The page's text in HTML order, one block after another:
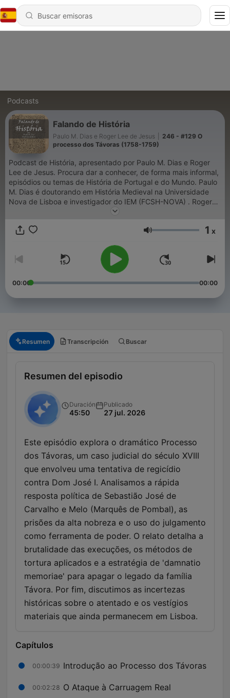
Podcasts
Falando de História
Paulo M. Dias e Roger Lee de Jesus
246 - #129 O
processo dos Távoras (1758-1759)
Podcast de História, apresentado por Paulo M. Dias e Roger
Lee de Jesus. Procura dar a conhecer, de forma mais informal,
episódios ou temas de História de Portugal e do Mundo. Paulo
M. Dias é doutorando em História Medieval na Universidade
Nova de Lisboa e investigador do IEM (FCSH-NOVA) . Roger
Lee de Jesus é doutorado em História Moderna na
Hannover (Alemanha). Se quiser apoiar o 'Falando de História',
https://patreon.com/falandodehistoria
Volumen 1 x
00:00 00:00
Resumen Transcripción Buscar
Resumen del episodio
Duración
45:50
Publicado
27 jul. 2026
Este episódio explora o dramático Processo
dos Távoras, um caso judicial do século XVIII
que envolveu uma tentativa de regicídio
contra Dom José I. Analisamos a rápida
resposta política de Sebastião José de
Carvalho e Melo (Marquês de Pombal), as
prisões da alta nobreza e o uso do julgamento
como ferramenta de poder. O relato detalha a
brutalidade das execuções, os métodos de
tortura aplicados e a estratégia de 'damnatio
memoriae' para apagar o legado da família
Távora. Por fim, discutimos as incertezas
históricas sobre o atentado e os vestígios
materiais que ainda permanecem em Lisboa.
Capítulos
00:00:39 Introdução ao Processo dos Távoras
00:02:28 O Ataque à Carruagem Real